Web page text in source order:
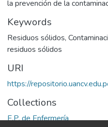
la prevención de la
Keywords
Residuos sólidos,
residuos sólidos
URI
https://
Collections
E.P. de Enfermería